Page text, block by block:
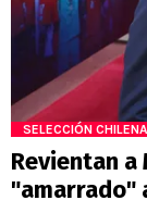
SELECCIÓN CHILENA
Revientan
"amarrado"